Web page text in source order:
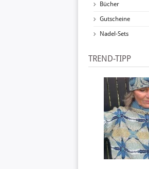
Bücher
Gutscheine
Nadel-Sets
TREND-TIPP